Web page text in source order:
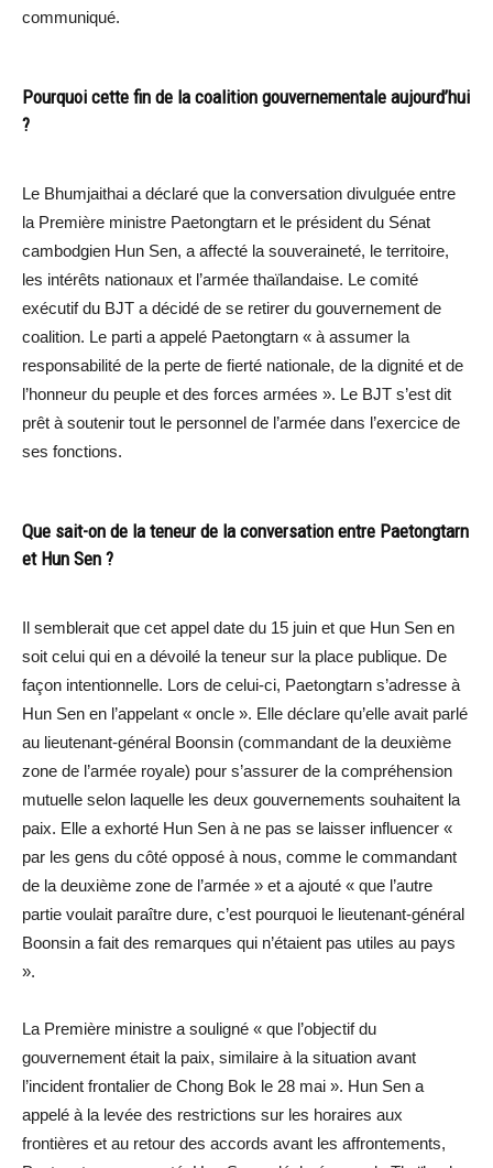
communiqué.
Pourquoi cette fin de la coalition gouvernementale aujourd’hui
?
Le Bhumjaithai a déclaré que la conversation divulguée entre
la Première ministre Paetongtarn et le président du Sénat
cambodgien Hun Sen, a affecté la souveraineté, le territoire,
les intérêts nationaux et l’armée thaïlandaise. Le comité
exécutif du BJT a décidé de se retirer du gouvernement de
coalition. Le parti a appelé Paetongtarn « à assumer la
responsabilité de la perte de fierté nationale, de la dignité et de
l’honneur du peuple et des forces armées ». Le BJT s’est dit
prêt à soutenir tout le personnel de l’armée dans l’exercice de
ses fonctions.
Que sait-on de la teneur de la conversation entre Paetongtarn
et Hun Sen ?
Il semblerait que cet appel date du 15 juin et que Hun Sen en
soit celui qui en a dévoilé la teneur sur la place publique. De
façon intentionnelle. Lors de celui-ci, Paetongtarn s’adresse à
Hun Sen en l’appelant « oncle ». Elle déclare qu’elle avait parlé
au lieutenant-général Boonsin (commandant de la deuxième
zone de l’armée royale) pour s’assurer de la compréhension
mutuelle selon laquelle les deux gouvernements souhaitent la
paix. Elle a exhorté Hun Sen à ne pas se laisser influencer «
par les gens du côté opposé à nous, comme le commandant
de la deuxième zone de l’armée » et a ajouté « que l’autre
partie voulait paraître dure, c’est pourquoi le lieutenant-général
Boonsin a fait des remarques qui n’étaient pas utiles au pays
».
La Première ministre a souligné « que l’objectif du
gouvernement était la paix, similaire à la situation avant
l’incident frontalier de Chong Bok le 28 mai ». Hun Sen a
appelé à la levée des restrictions sur les horaires aux
frontières et au retour des accords avant les affrontements,